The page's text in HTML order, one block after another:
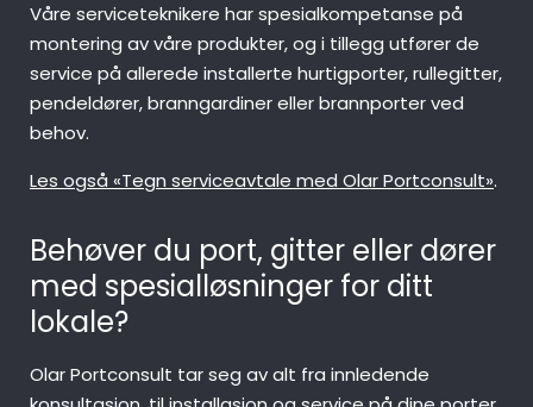
Våre serviceteknikere har spesialkompetanse på
montering av våre produkter, og i tillegg utfører de
service på allerede installerte hurtigporter, rullegitter,
pendeldører, branngardiner eller brannporter ved
behov.
Les også «Tegn serviceavtale med Olar Portconsult».
Behøver du port, gitter eller dører
med spesialløsninger for ditt
lokale?
Olar Portconsult tar seg av alt fra innledende